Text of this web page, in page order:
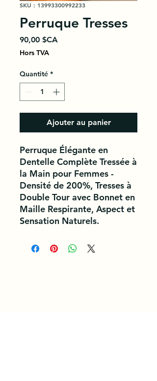
SKU : 13993300992233
Perruque Tresses
90,00 $CA
Hors TVA
Quantité *
Ajouter au panier
Perruque Élégante en
Dentelle Complète Tressée à
la Main pour Femmes -
Densité de 200%, Tresses à
Double Tour avec Bonnet en
Maille Respirante, Aspect et
Sensation Naturels.